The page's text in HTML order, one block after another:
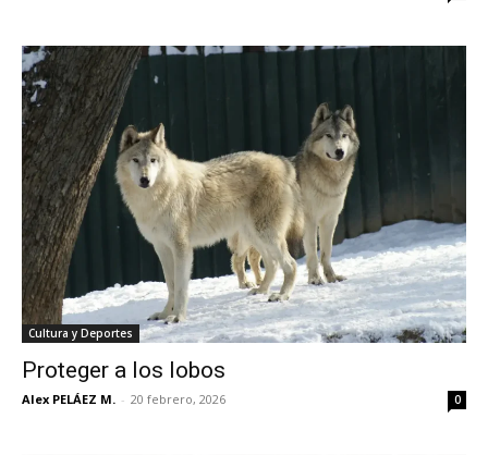
Cultura y Deportes
Proteger a los lobos
Alex PELÁEZ M. - 20 febrero, 2026 0